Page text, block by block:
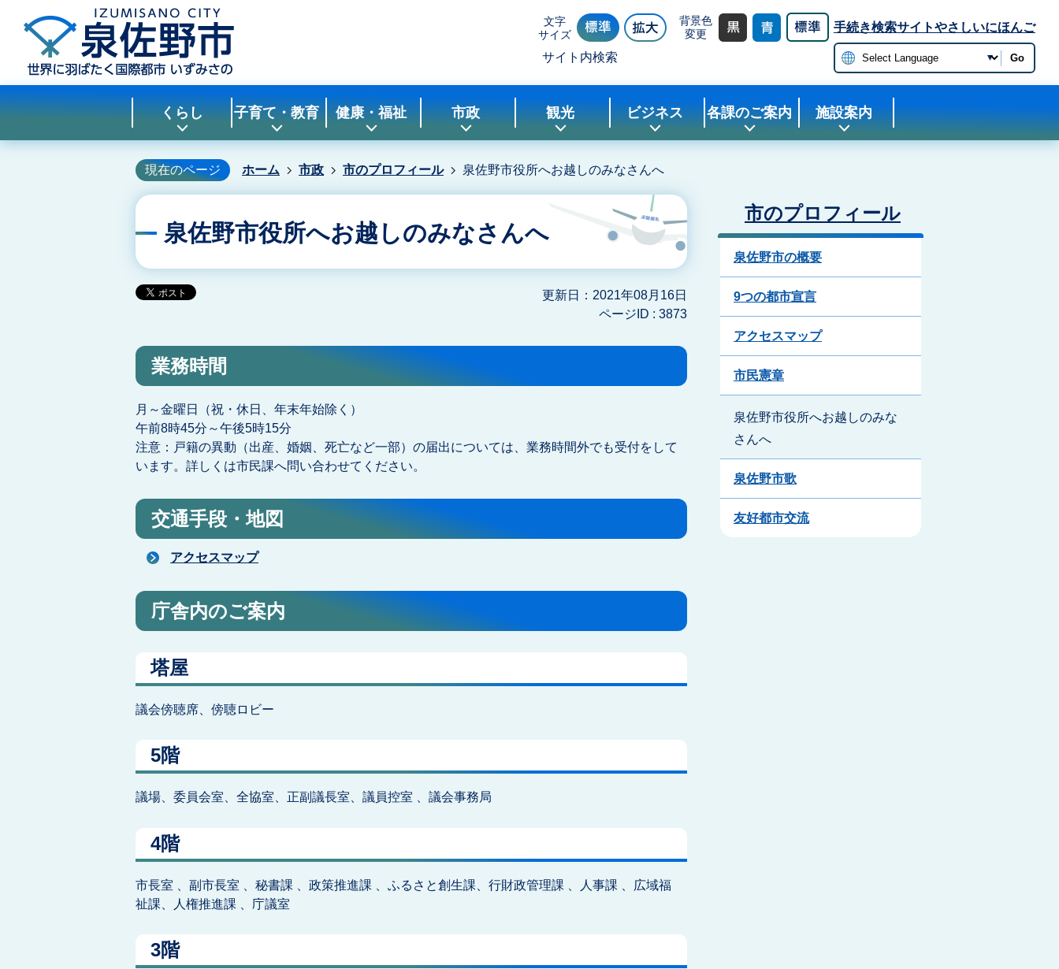
文字
サイズ
背景色
変更
手続き検索サイトやさしいにほんご
サイト内検索 Go
くらし 子育て・教育 健康・福祉 市政 観光 ビジネス 各課のご案内 施設案内
現在のページ ホーム 市政 市のプロフィール 泉佐野市役所へお越しのみなさんへ
泉佐野市役所へお越しのみなさんへ
更新日：2021年08月16日
ページID : 3873
業務時間
月～金曜日（祝・休日、年末年始除く）
午前8時45分～午後5時15分
注意：戸籍の異動（出産、婚姻、死亡など一部）の届出については、業務時間外でも受付をして
います。詳しくは市民課へ問い合わせてください。
交通手段・地図
アクセスマップ
庁舎内のご案内
塔屋
議会傍聴席、傍聴ロビー
5階
議場、委員会室、全協室、正副議長室、議員控室 、議会事務局
4階
市長室 、副市長室 、秘書課 、政策推進課 、ふるさと創生課、行財政管理課 、人事課 、広域福
祉課、人権推進課 、庁議室
3階
市のプロフィール
泉佐野市の概要
9つの都市宣言
アクセスマップ
市民憲章
泉佐野市役所へお越しのみな
さんへ
泉佐野市歌
友好都市交流